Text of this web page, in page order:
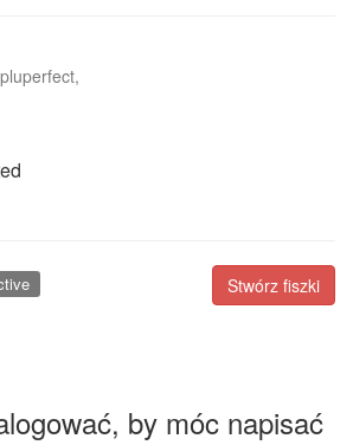
Stwórz fiszki
by móc napisać